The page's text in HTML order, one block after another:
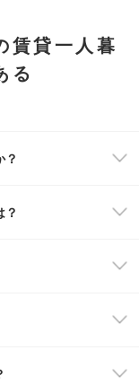
賃貸一人暮
る